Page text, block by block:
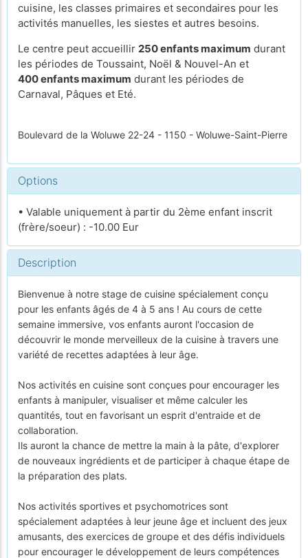
cuisine, les classes primaires et secondaires pour les
activités manuelles, les siestes et autres besoins.
Le centre peut accueillir 250 enfants maximum durant
les périodes de Toussaint, Noël & Nouvel-An et
400 enfants maximum durant les périodes de
Carnaval, Pâques et Eté.
Boulevard de la Woluwe 22-24 - 1150 - Woluwe-Saint-Pierre
Options
• Valable uniquement à partir du 2ème enfant inscrit
(frère/soeur) : -10.00 Eur
Description
Bienvenue à notre stage de cuisine spécialement conçu
pour les enfants âgés de 4 à 5 ans ! Au cours de cette
semaine immersive, vos enfants auront l'occasion de
découvrir le monde merveilleux de la cuisine à travers une
variété de recettes adaptées à leur âge.
Nos activités en cuisine sont conçues pour encourager les
enfants à manipuler, visualiser et même calculer les
quantités, tout en favorisant un esprit d'entraide et de
collaboration.
Ils auront la chance de mettre la main à la pâte, d'explorer
de nouveaux ingrédients et de participer à chaque étape de
la préparation des plats.
Nos activités sportives et psychomotrices sont
spécialement adaptées à leur jeune âge et incluent des jeux
amusants, des exercices de groupe et des défis individuels
pour encourager le développement de leurs compétences